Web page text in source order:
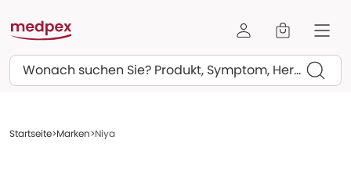
Suchen
Startseite Marken Niya